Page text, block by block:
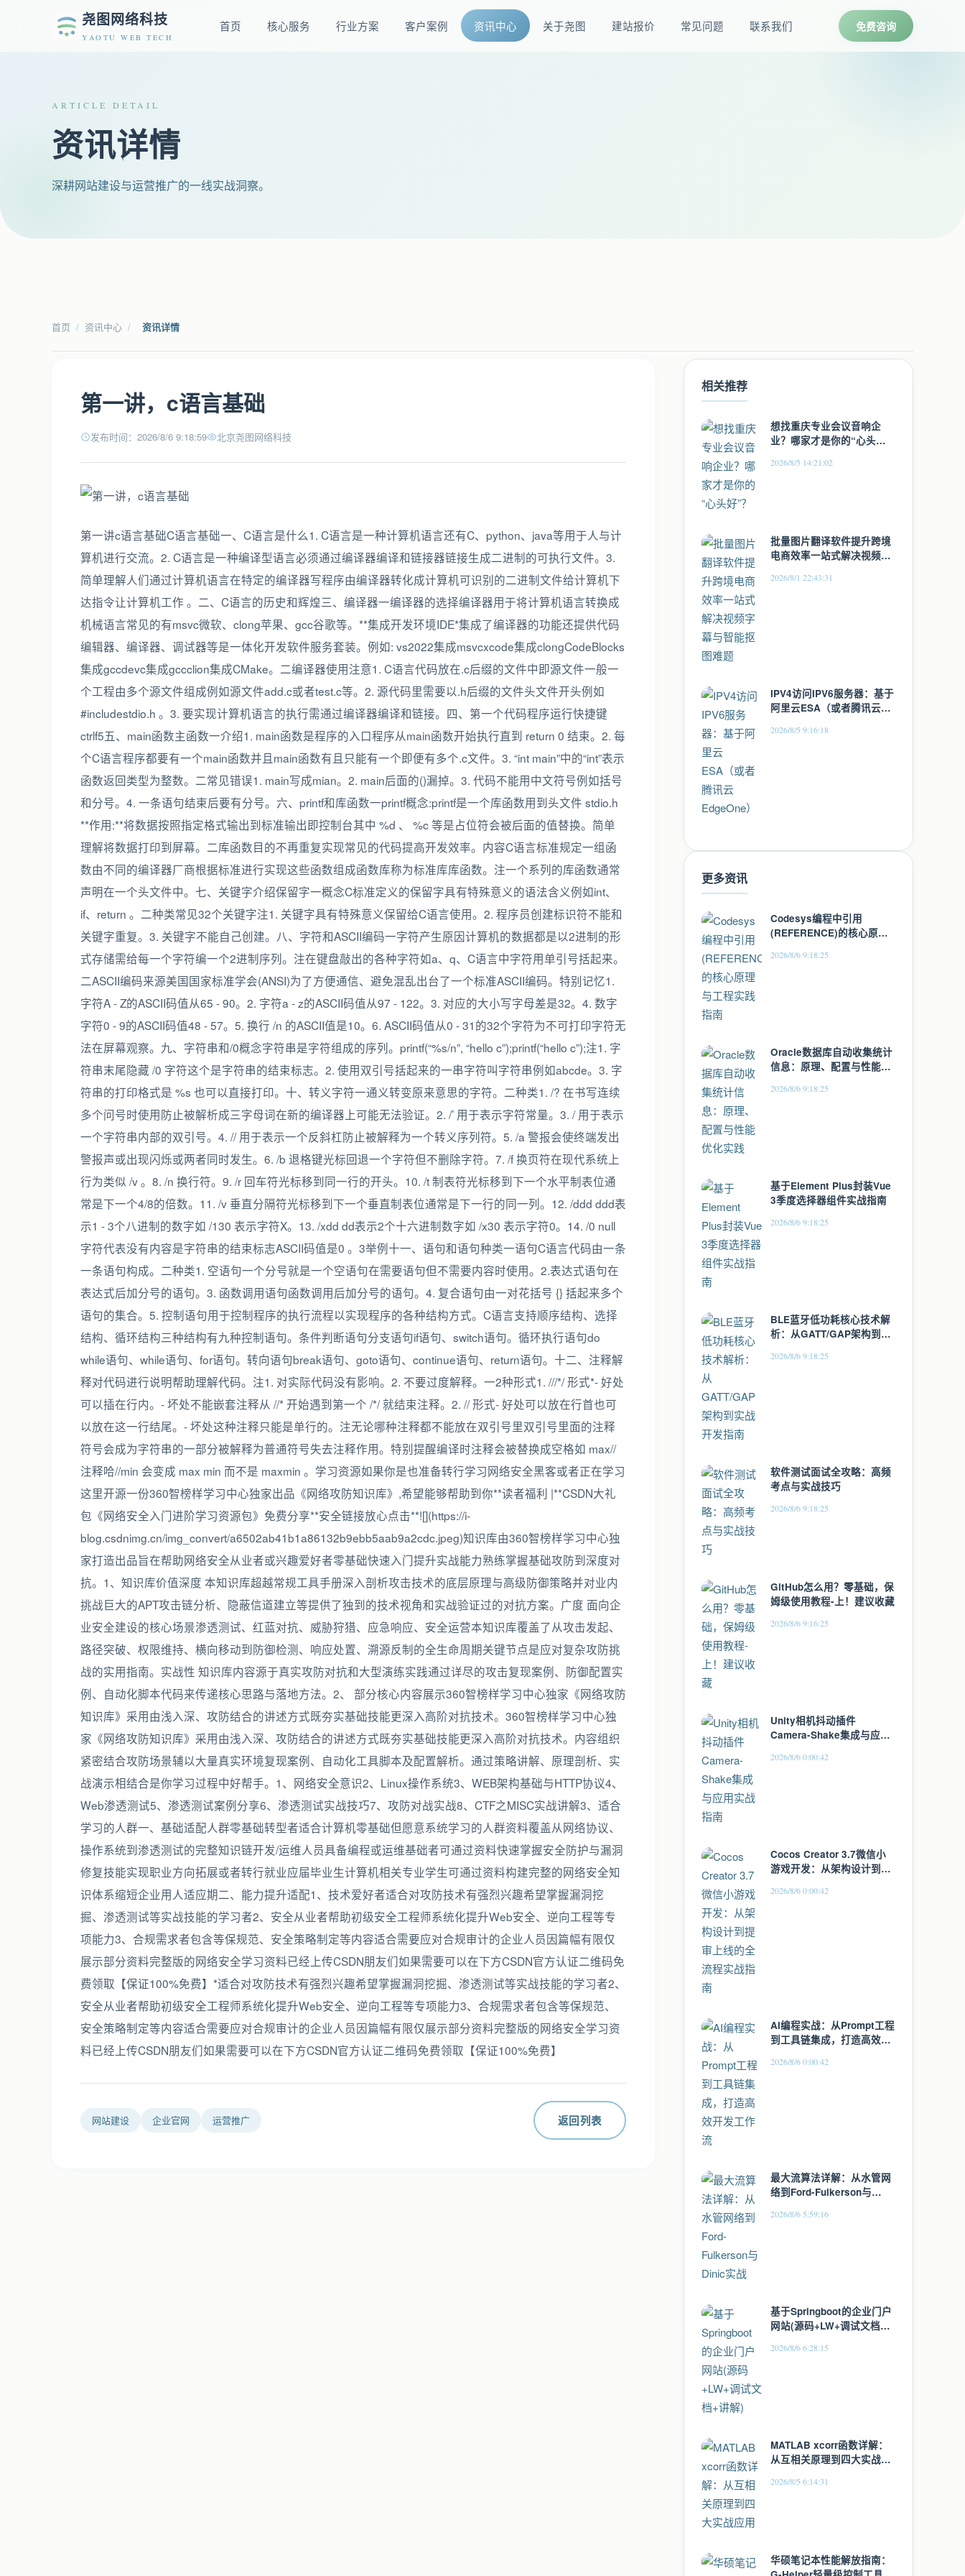
尧图网络科技
YAOTU WEB TECH
首页 核心服务 行业方案 客户案例 资讯中心 关于尧图 建站报价 常见问题 联系我们 免费咨询
ARTICLE DETAIL
资讯详情
深耕网站建设与运营推广的一线实战洞察。
首页 / 资讯中心 / 资讯详情
第一讲，c语言基础
发布时间：2026/8/6 9:18:59 北京尧图网络科技
第一讲c语言基础C语言基础一、C语言是什么1. C语言是一种计算机语言还有C、python、java等用于人与计
算机进行交流。2. C语言是一种编译型语言必须通过编译器编译和链接器链接生成二进制的可执行文件。3.
简单理解人们通过计算机语言在特定的编译器写程序由编译器转化成计算机可识别的二进制文件给计算机下
达指令让计算机工作 。二、C语言的历史和辉煌三、编译器一编译器的选择编译器用于将计算机语言转换成
机械语言常见的有msvc微软、clong苹果、gcc谷歌等。**集成开发环境IDE*集成了编译器的功能还提供代码
编辑器、编译器、调试器等是一体化开发软件服务套装。例如: vs2022集成msvcxcode集成clongCodeBlocks
集成gccdevc集成gccclion集成CMake。二编译器使用注意1. C语言代码放在.c后缀的文件中即源文件一般一
个工程由多个源文件组成例如源文件add.c或者test.c等。2. 源代码里需要以.h后缀的文件头文件开头例如
#includestdio.h 。3. 要实现计算机语言的执行需通过编译器编译和链接。四、第一个代码程序运行快捷键
ctrlf5五、main函数主函数一介绍1. main函数是程序的入口程序从main函数开始执行直到 return 0 结束。2. 每
个C语言程序都要有一个main函数并且main函数有且只能有一个即便有多个.c文件。3. “int main”中的“int”表示
函数返回类型为整数。二常见错误1. main写成mian。2. main后面的()漏掉。3. 代码不能用中文符号例如括号
和分号。4. 一条语句结束后要有分号。六、printf和库函数一printf概念:printf是一个库函数用到头文件 stdio.h
**作用:**将数据按照指定格式输出到标准输出即控制台其中 %d 、 %c 等是占位符会被后面的值替换。简单
理解将数据打印到屏幕。二库函数目的不再重复实现常见的代码提高开发效率。内容C语言标准规定一组函
数由不同的编译器厂商根据标准进行实现这些函数组成函数库称为标准库库函数。注一个系列的库函数通常
声明在一个头文件中。七、关键字介绍保留字一概念C标准定义的保留字具有特殊意义的语法含义例如int、
if、return 。二种类常见32个关键字注1. 关键字具有特殊意义保留给C语言使用。2. 程序员创建标识符不能和
关键字重复。3. 关键字不能自己创建。八、字符和ASCII编码一字符产生原因计算机的数据都是以2进制的形
式存储需给每一个字符编一个2进制序列。注在键盘敲出的各种字符如a、q、C语言中字符用单引号括起来。
二ASCII编码来源美国国家标准学会(ANSI)为了方便通信、避免混乱出台了一个标准ASCII编码。特别记忆1.
字符A - Z的ASCII码值从65 - 90。2. 字符a - z的ASCII码值从97 - 122。3. 对应的大小写字母差是32。4. 数字
字符0 - 9的ASCII码值48 - 57。5. 换行 /n 的ASCII值是10。6. ASCII码值从0 - 31的32个字符为不可打印字符无
法在屏幕观察。九、字符串和/0概念字符串是字符组成的序列。printf(“%s/n”, “hello c”);printf(“hello c”);注1. 字
符串末尾隐藏 /0 字符这个是字符串的结束标志。2. 使用双引号括起来的一串字符叫字符串例如abcde。3. 字
符串的打印格式是 %s 也可以直接打印。十、转义字符一通义转变原来意思的字符。二种类1. /? 在书写连续
多个问号时使用防止被解析成三字母词在新的编译器上可能无法验证。2. /’ 用于表示字符常量。3. / 用于表示
一个字符串内部的双引号。4. // 用于表示一个反斜杠防止被解释为一个转义序列符。5. /a 警报会使终端发出
警报声或出现闪烁或两者同时发生。6. /b 退格键光标回退一个字符但不删除字符。7. /f 换页符在现代系统上
行为类似 /v 。8. /n 换行符。9. /r 回车符光标移到同一行的开头。10. /t 制表符光标移到下一个水平制表位通
常是下一个4/8的倍数。11. /v 垂直分隔符光标移到下一个垂直制表位通常是下一行的同一列。12. /ddd ddd表
示1 - 3个八进制的数字如 /130 表示字符X。13. /xdd dd表示2个十六进制数字如 /x30 表示字符0。14. /0 null
字符代表没有内容是字符串的结束标志ASCII码值是0 。3举例十一、语句和语句种类一语句C语言代码由一条
一条语句构成。二种类1. 空语句一个分号就是一个空语句在需要语句但不需要内容时使用。2.表达式语句在
表达式后加分号的语句。3. 函数调用语句函数调用后加分号的语句。4. 复合语句由一对花括号 {} 括起来多个
语句的集合。5. 控制语句用于控制程序的执行流程以实现程序的各种结构方式。C语言支持顺序结构、选择
结构、循环结构三种结构有九种控制语句。条件判断语句分支语句if语句、switch语句。循环执行语句do
while语句、while语句、for语句。转向语句break语句、goto语句、continue语句、return语句。十二、注释解
释对代码进行说明帮助理解代码。注1. 对实际代码没有影响。2. 不要过度解释。一2种形式1. ///*/ 形式*- 好处
可以插在行内。- 坏处不能嵌套注释从 //* 开始遇到第一个 /*/ 就结束注释。2. // 形式- 好处可以放在行首也可
以放在这一行结尾。- 坏处这种注释只能是单行的。注无论哪种注释都不能放在双引号里双引号里面的注释
符号会成为字符串的一部分被解释为普通符号失去注释作用。特别提醒编译时注释会被替换成空格如 max//
注释哈//min 会变成 max min 而不是 maxmin 。学习资源如果你是也准备转行学习网络安全黑客或者正在学习
这里开源一份360智榜样学习中心独家出品《网络攻防知识库》,希望能够帮助到你**读者福利 |**CSDN大礼
包《网络安全入门进阶学习资源包》免费分享**安全链接放心点击**![](https://i-
blog.csdnimg.cn/img_convert/a6502ab41b1a86132b9ebb5aab9a2cdc.jpeg)知识库由360智榜样学习中心独
家打造出品旨在帮助网络安全从业者或兴趣爱好者零基础快速入门提升实战能力熟练掌握基础攻防到深度对
抗。1、知识库价值深度 本知识库超越常规工具手册深入剖析攻击技术的底层原理与高级防御策略并对业内
挑战巨大的APT攻击链分析、隐蔽信道建立等提供了独到的技术视角和实战验证过的对抗方案。广度 面向企
业安全建设的核心场景渗透测试、红蓝对抗、威胁狩猎、应急响应、安全运营本知识库覆盖了从攻击发起、
路径突破、权限维持、横向移动到防御检测、响应处置、溯源反制的全生命周期关键节点是应对复杂攻防挑
战的实用指南。实战性 知识库内容源于真实攻防对抗和大型演练实践通过详尽的攻击复现案例、防御配置实
例、自动化脚本代码来传递核心思路与落地方法。2、 部分核心内容展示360智榜样学习中心独家《网络攻防
知识库》采用由浅入深、攻防结合的讲述方式既夯实基础技能更深入高阶对抗技术。360智榜样学习中心独
家《网络攻防知识库》采用由浅入深、攻防结合的讲述方式既夯实基础技能更深入高阶对抗技术。内容组织
紧密结合攻防场景辅以大量真实环境复现案例、自动化工具脚本及配置解析。通过策略讲解、原理剖析、实
战演示相结合是你学习过程中好帮手。1、网络安全意识2、Linux操作系统3、WEB架构基础与HTTP协议4、
Web渗透测试5、渗透测试案例分享6、渗透测试实战技巧7、攻防对战实战8、CTF之MISC实战讲解3、适合
学习的人群‌一、基础适配人群‌‌零基础转型者‌适合计算机零基础但愿意系统学习的人群资料覆盖从网络协议、
操作系统到渗透测试的完整知识链‌‌开发/运维人员‌具备编程或运维基础者可通过资料快速掌握安全防护与漏洞
修复技能实现职业方向拓展‌或者转行就业‌应届毕业生‌计算机相关专业学生可通过资料构建完整的网络安全知
识体系缩短企业用人适应期‌‌二、能力提升适配‌1、‌技术爱好者‌适合对攻防技术有强烈兴趣希望掌握漏洞挖
掘、渗透测试等实战技能的学习者‌2、安全从业者‌帮助初级安全工程师系统化提升Web安全、逆向工程等专
项能力‌3、‌合规需求者‌包含等保规范、安全策略制定等内容适合需要应对合规审计的企业人员‌因篇幅有限仅
展示部分资料完整版的网络安全学习资料已经上传CSDN朋友们如果需要可以在下方CSDN官方认证二维码免
费领取【保证100%免费】*‌适合对攻防技术有强烈兴趣希望掌握漏洞挖掘、渗透测试等实战技能的学习者‌2、
安全从业者‌帮助初级安全工程师系统化提升Web安全、逆向工程等专项能力‌3、‌合规需求者‌包含等保规范、
安全策略制定等内容适合需要应对合规审计的企业人员‌因篇幅有限仅展示部分资料完整版的网络安全学习资
料已经上传CSDN朋友们如果需要可以在下方CSDN官方认证二维码免费领取【保证100%免费】
网站建设 企业官网 运营推广 返回列表
相关推荐
想找重庆专业会议音响企
业？哪家才是你的“心头
2026/8/5 14:21:02
批量图片翻译软件提升跨境
电商效率一站式解决视频字
2026/8/1 22:43:31
IPV4访问IPV6服务器：基于
阿里云ESA（或者腾讯云
2026/8/5 9:16:18
更多资讯
Codesys编程中引用
(REFERENCE)的核心原理
2026/8/6 9:18:25
Oracle数据库自动收集统计
信息：原理、配置与性能优
2026/8/6 9:18:25
基于Element Plus封装Vue
3季度选择器组件实战指南
2026/8/6 9:18:25
BLE蓝牙低功耗核心技术解
析：从GATT/GAP架构到实
2026/8/6 9:18:25
软件测试面试全攻略：高频
考点与实战技巧
2026/8/6 9:18:25
GitHub怎么用？零基础，保
姆级使用教程-上！建议收藏
2026/8/6 9:16:25
Unity相机抖动插件
Camera-Shake集成与应用
2026/8/6 0:00:42
Cocos Creator 3.7微信小
游戏开发：从架构设计到提
2026/8/6 0:00:42
AI编程实战：从Prompt工程
到工具链集成，打造高效开
2026/8/6 0:00:42
最大流算法详解：从水管网
络到Ford-Fulkerson与
2026/8/6 5:59:16
基于Springboot的企业门户
网站(源码+LW+调试文档
2026/8/6 6:28:15
MATLAB xcorr函数详解：
从互相关原理到四大实战应
2026/8/5 6:14:31
华硕笔记本性能解放指南：